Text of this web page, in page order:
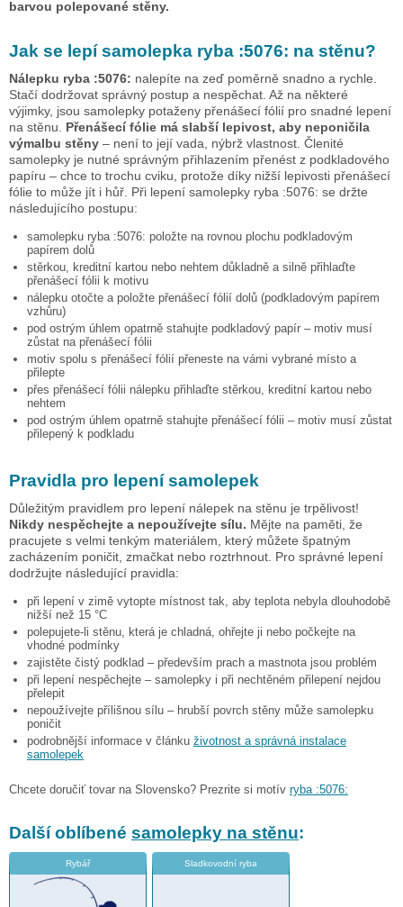
barvou polepované stěny.
Jak se lepí samolepka ryba :5076: na stěnu?
Nálepku ryba :5076: nalepíte na zeď poměrně snadno a rychle.
Stačí dodržovat správný postup a nespěchat. Až na některé
výjimky, jsou samolepky potaženy přenášecí fólií pro snadné lepení
na stěnu. Přenášecí fólie má slabší lepivost, aby neponičila
výmalbu stěny – není to její vada, nýbrž vlastnost. Členité
samolepky je nutné správným přihlazením přenést z podkladového
papíru – chce to trochu cviku, protože díky nižší lepivosti přenášecí
fólie to může jít i hůř. Při lepení samolepky ryba :5076: se držte
následujícího postupu:
samolepku ryba :5076: položte na rovnou plochu podkladovým
papírem dolů
stěrkou, kreditní kartou nebo nehtem důkladně a silně přihlaďte
přenášecí fólii k motivu
nálepku otočte a položte přenášecí fólií dolů (podkladovým papírem
vzhůru)
pod ostrým úhlem opatrně stahujte podkladový papír – motiv musí
zůstat na přenášecí fólii
motiv spolu s přenášecí fólií přeneste na vámi vybrané místo a
přilepte
přes přenášecí fólii nálepku přihlaďte stěrkou, kreditní kartou nebo
nehtem
pod ostrým úhlem opatrně stahujte přenášecí fólii – motiv musí zůstat
přilepený k podkladu
Pravidla pro lepení samolepek
Důležitým pravidlem pro lepení nálepek na stěnu je trpělivost!
Nikdy nespěchejte a nepoužívejte sílu. Mějte na paměti, že
pracujete s velmi tenkým materiálem, který můžete špatným
zacházením poničit, zmačkat nebo roztrhnout. Pro správné lepení
dodržujte následující pravidla:
při lepení v zimě vytopte místnost tak, aby teplota nebyla dlouhodobě
nižší než 15 °C
polepujete-li stěnu, která je chladná, ohřejte ji nebo počkejte na
vhodné podmínky
zajistěte čistý podklad – především prach a mastnota jsou problém
při lepení nespěchejte – samolepky i při nechtěném přilepení nejdou
přelepit
nepoužívejte přílišnou sílu – hrubší povrch stěny může samolepku
poničit
podrobnější informace v článku životnost a správná instalace
samolepek
Chcete doručiť tovar na Slovensko? Prezrite si motív ryba :5076:
Další oblíbené samolepky na stěnu:
Rybář Sladkovodní ryba